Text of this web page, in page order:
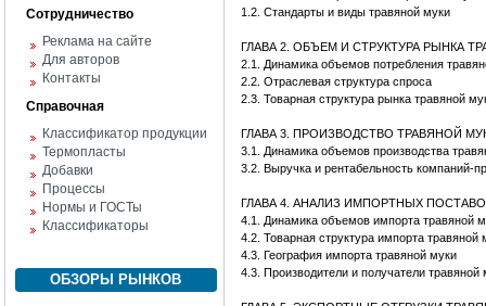
Сотрудничество
Реклама на сайте
Для авторов
Контакты
Справочная
Классификатор продукции
Термопласты
Добавки
Процессы
Нормы и ГОСТы
Классификаторы
ОБЗОРЫ РЫНКОВ
1.2. Стандарты и виды травяной муки
ГЛАВА 2. ОБЪЕМ И СТРУКТУРА РЫНКА
2.1. Динамика объемов потребления
2.2. Отраслевая структура спроса
2.3. Товарная структура рынка травяной
ГЛАВА 3. ПРОИЗВОДСТВО ТРАВЯНОЙ
3.1. Динамика объемов производства
3.2. Выручка и рентабельность компаний-
ГЛАВА 4. АНАЛИЗ ИМПОРТНЫХ
4.1. Динамика объемов импорта травяной
4.2. Товарная структура импорта травяной
4.3. География импорта травяной муки
4.3. Производители и получатели травяной